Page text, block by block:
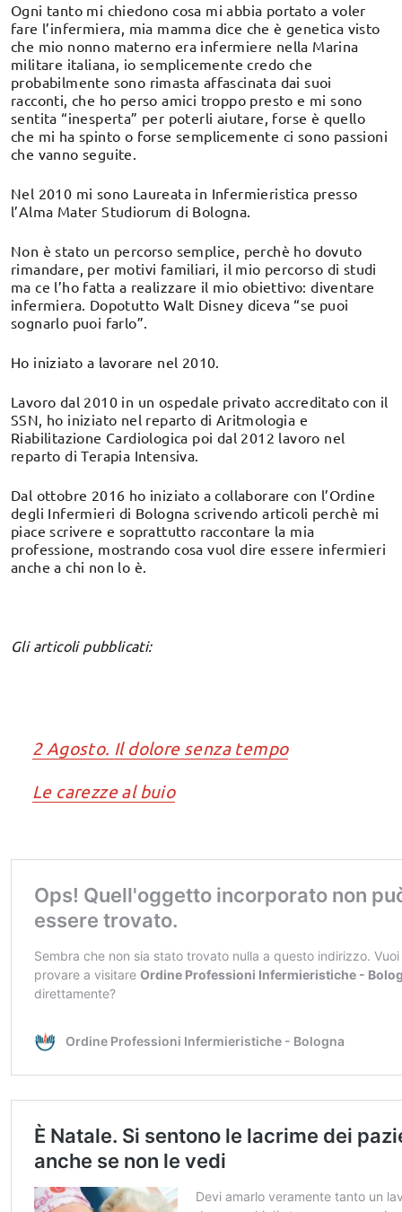
Ogni tanto mi chiedono cosa mi abbia portato a voler
fare l’infermiera, mia mamma dice che è genetica visto
che mio nonno materno era infermiere nella Marina
militare italiana, io semplicemente credo che
probabilmente sono rimasta affascinata dai suoi
racconti, che ho perso amici troppo presto e mi sono
sentita “inesperta” per poterli aiutare, forse è quello
che mi ha spinto o forse semplicemente ci sono passioni
che vanno seguite.
Nel 2010 mi sono Laureata in Infermieristica presso
l’Alma Mater Studiorum di Bologna.
Non è stato un percorso semplice, perchè ho dovuto
rimandare, per motivi familiari, il mio percorso di studi
ma ce l’ho fatta a realizzare il mio obiettivo: diventare
infermiera. Dopotutto Walt Disney diceva “se puoi
sognarlo puoi farlo”.
Ho iniziato a lavorare nel 2010.
Lavoro dal 2010 in un ospedale privato accreditato con il
SSN, ho iniziato nel reparto di Aritmologia e
Riabilitazione Cardiologica poi dal 2012 lavoro nel
reparto di Terapia Intensiva.
Dal ottobre 2016 ho iniziato a collaborare con l’Ordine
degli Infermieri di Bologna scrivendo articoli perchè mi
piace scrivere e soprattutto raccontare la mia
professione, mostrando cosa vuol dire essere infermieri
anche a chi non lo è.
Gli articoli pubblicati:
2 Agosto. Il dolore senza tempo
Le carezze al buio